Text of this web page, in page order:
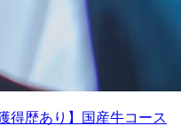
得歴あり】国産牛コース